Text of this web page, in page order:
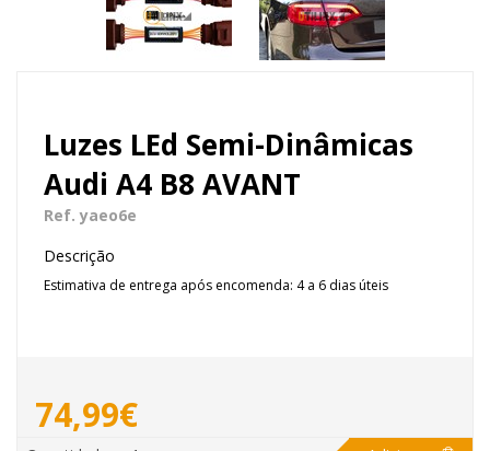
Luzes LEd Semi-Dinâmicas
Audi A4 B8 AVANT
Ref. yaeo6e
Descrição
Estimativa de entrega após encomenda: 4 a 6 dias úteis
74,99€